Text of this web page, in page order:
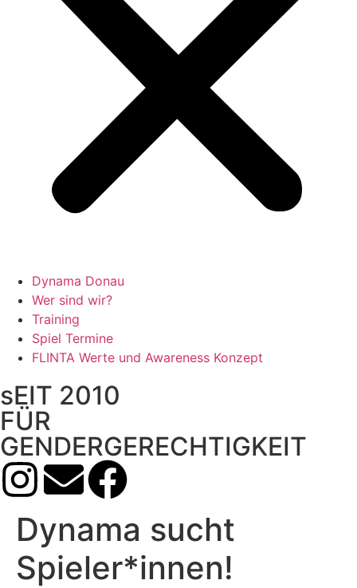
Dynama Donau
Wer sind wir?
Training
Spiel Termine
FLINTA Werte und Awareness Konzept
sEIT 2010
FÜR
GENDERGERECHTIGKEIT
Dynama sucht
Spieler*innen!